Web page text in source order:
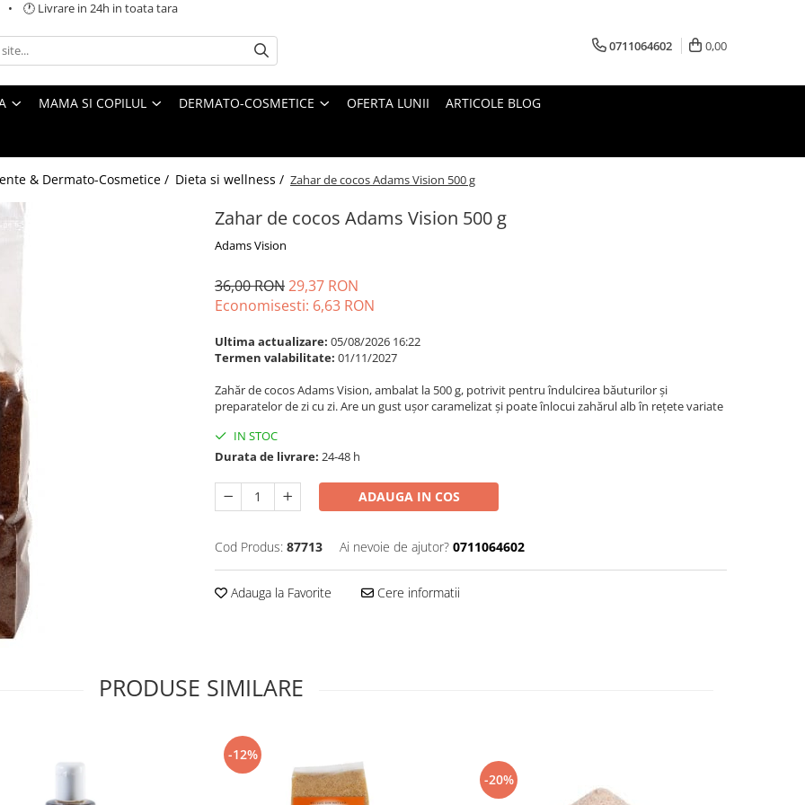
• 🕐 Livrare in 24h in toata tara
0711064602 0,00
MAMA SI COPILUL DERMATO-COSMETICE OFERTA LUNII ARTICOLE BLOG
& Dermato-Cosmetice / Dieta si wellness / Zahar de cocos Adams Vision 500 g
Zahar de cocos Adams Vision 500 g
Adams Vision
36,00 RON29,37 RON
Economisesti: 6,63 RON
Ultima actualizare: 05/08/2026 16:22
Termen valabilitate: 01/11/2027
Zahăr de cocos Adams Vision, ambalat la 500 g, potrivit pentru îndulcirea băuturilor și
preparatelor de zi cu zi. Are un gust ușor caramelizat și poate înlocui zahărul alb în rețete variate
IN STOC
Durata de livrare: 24-48 h
ADAUGA IN COS
Cod Produs: 87713 Ai nevoie de ajutor? 0711064602
Adauga la Favorite Cere informatii
PRODUSE SIMILARE
-12%
-20%